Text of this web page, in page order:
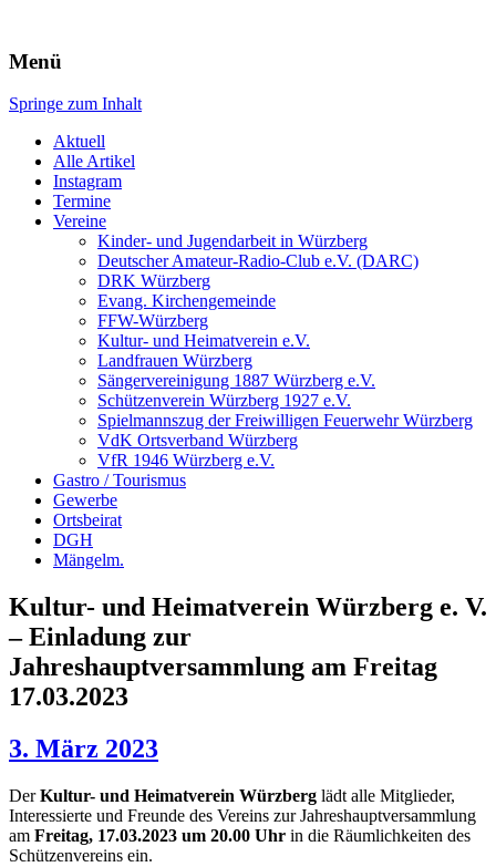
Würzberg.info
Suchen
Menü
Springe zum Inhalt
Aktuell
Alle Artikel
Instagram
Termine
Vereine
Kinder- und Jugendarbeit in Würzberg
Deutscher Amateur-Radio-Club e.V. (DARC)
DRK Würzberg
Evang. Kirchengemeinde
FFW-Würzberg
Kultur- und Heimatverein e.V.
Landfrauen Würzberg
Sängervereinigung 1887 Würzberg e.V.
Schützenverein Würzberg 1927 e.V.
Spielmannszug der Freiwilligen Feuerwehr Würzberg
VdK Ortsverband Würzberg
VfR 1946 Würzberg e.V.
Gastro / Tourismus
Gewerbe
Ortsbeirat
DGH
Mängelm.
Kultur- und Heimatverein Würzberg e. V.
– Einladung zur
Jahreshauptversammlung am Freitag
17.03.2023
3. März 2023
DerKultur- und Heimatverein Würzberg lädt alle Mitglieder,
Interessierte und Freunde des Vereins zur Jahreshauptversammlung
am Freitag, 17.03.2023 um 20.00 Uhr in die Räumlichkeiten des
Schützenvereins ein.